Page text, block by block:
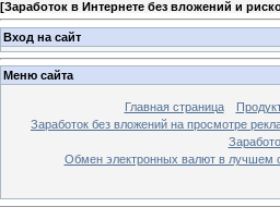
[Заработок в Интернете без вложений и
Вход на сайт
Меню сайта
Главная страница
Заработок без вложений на просмотре
Обмен электронных валют в лучшем